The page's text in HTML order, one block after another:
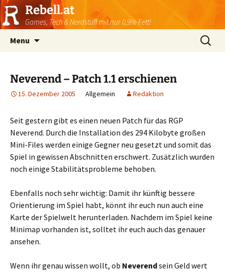
Rebell.at
Games, Tech & Nerdstuff mit nur 0,9% Fett!
Menu
Suchen
nach:
Neverend – Patch 1.1 erschienen
15. Dezember 2005 Allgemein Redaktion
Seit gestern gibt es einen neuen Patch für das RGP
Neverend. Durch die Installation des 294 Kilobyte großen
Mini-Files werden einige Gegner neu gesetzt und somit das
Spiel in gewissen Abschnitten erschwert. Zusätzlich wurden
noch einige Stabilitätsprobleme behoben.
Ebenfalls noch sehr wichtig: Damit ihr künftig bessere
Orientierung im Spiel habt, könnt ihr euch nun auch eine
Karte der Spielwelt herunterladen. Nachdem im Spiel keine
Minimap vorhanden ist, solltet ihr euch auch das genauer
ansehen.
Wenn ihr genau wissen wollt, ob Neverendsein Geld wert